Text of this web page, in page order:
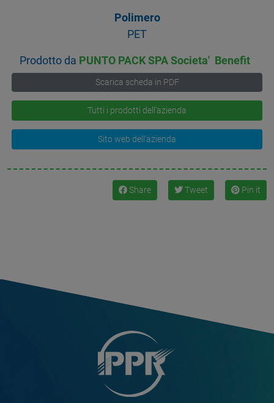
Polimero
PET
Prodotto da PUNTO PACK SPA Societa' Benefit
Scarica scheda in PDF
Tutti i prodotti dell'azienda
Sito web dell'azienda
Share Tweet Pin it